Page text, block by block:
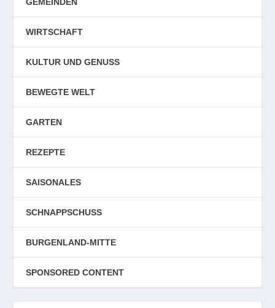
WIRTSCHAFT
KULTUR UND GENUSS
BEWEGTE WELT
GARTEN
REZEPTE
SAISONALES
SCHNAPPSCHUSS
BURGENLAND-MITTE
SPONSORED CONTENT